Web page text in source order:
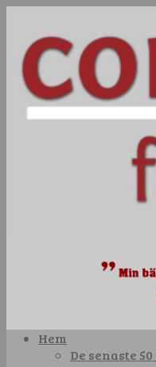
Hem
De senaste